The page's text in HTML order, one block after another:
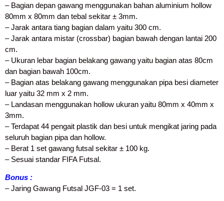
– Bagian depan gawang menggunakan bahan aluminium hollow
80mm x 80mm dan tebal sekitar ± 3mm.
– Jarak antara tiang bagian dalam yaitu 300 cm.
– Jarak antara mistar (crossbar) bagian bawah dengan lantai 200
cm.
– Ukuran lebar bagian belakang gawang yaitu bagian atas 80cm
dan bagian bawah 100cm.
– Bagian atas belakang gawang menggunakan pipa besi diameter
luar yaitu 32 mm x 2 mm.
– Landasan menggunakan hollow ukuran yaitu 80mm x 40mm x
3mm.
– Terdapat 44 pengait plastik dan besi untuk mengikat jaring pada
seluruh bagian pipa dan hollow.
– Berat 1 set gawang futsal sekitar ± 100 kg.
– Sesuai standar FIFA Futsal.
Bonus :
– Jaring Gawang Futsal JGF-03 = 1 set.